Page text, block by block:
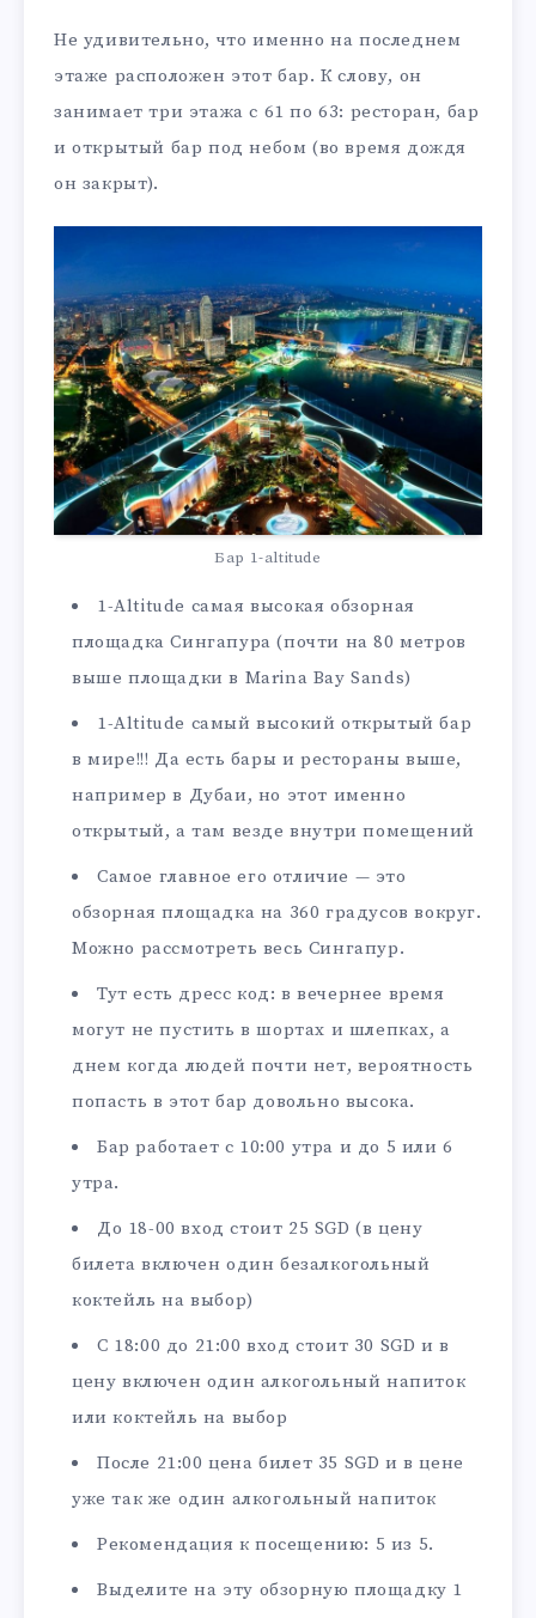
Не удивительно, что именно на последнем
этаже расположен этот бар. К слову, он
занимает три этажа с 61 по 63: ресторан, бар
и открытый бар под небом (во время дождя
он закрыт).
Бар 1-altitude
1-Altitude самая высокая обзорная
площадка Сингапура (почти на 80 метров
выше площадки в Marina Bay Sands)
1-Altitude самый высокий открытый бар
в мире!!! Да есть бары и рестораны выше,
например в Дубаи, но этот именно
открытый, а там везде внутри помещений
Самое главное его отличие — это
обзорная площадка на 360 градусов вокруг.
Можно рассмотреть весь Сингапур.
Тут есть дресс код: в вечернее время
могут не пустить в шортах и шлепках, а
днем когда людей почти нет, вероятность
попасть в этот бар довольно высока.
Бар работает с 10:00 утра и до 5 или 6
утра.
До 18-00 вход стоит 25 SGD (в цену
билета включен один безалкогольный
коктейль на выбор)
С 18:00 до 21:00 вход стоит 30 SGD и в
цену включен один алкогольный напиток
или коктейль на выбор
После 21:00 цена билет 35 SGD и в цене
уже так же один алкогольный напиток
Рекомендация к посещению: 5 из 5.
Выделите на эту обзорную площадку 1